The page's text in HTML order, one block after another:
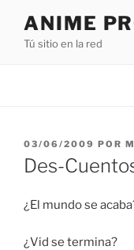
contenido
ANIME
Tú sitio en la red
PUBLICADO
EL
03/06/2009 POR
Des-
¿El mundo se
¿Vid se termina?